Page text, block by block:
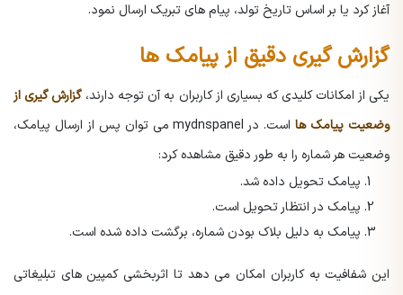
آغاز کرد یا بر اساس تاریخ تولد، پیام های تبریک ارسال نمود.
گزارش گیری دقیق از پیامک ها
یکی از امکانات کلیدی که بسیاری از کاربران به آن توجه دارند، گزارش گیری از
وضعیت پیامک ها
است. در mydnspanel می توان پس از ارسال پیامک،
وضعیت هر شماره را به طور دقیق مشاهده کرد:
پیامک تحویل داده شد.
پیامک در انتظار تحویل است.
پیامک به دلیل بلاک بودن شماره، برگشت داده شده است.
این شفافیت به کاربران امکان می دهد تا اثربخشی کمپین های تبلیغاتی